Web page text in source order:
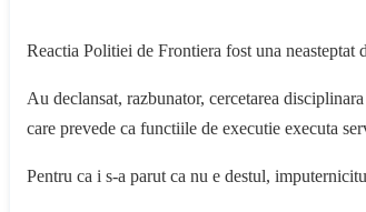
Reactia Politiei de Frontiera fost una neasteptat
Au declansat, razbunator, cercetarea
care prevede ca functiile de executie executa
Pentru ca i s-a parut ca nu e destul,